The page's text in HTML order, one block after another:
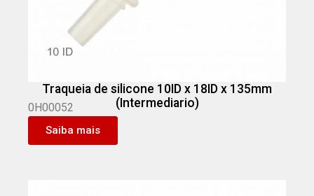
Traqueia de silicone 10ID x 18ID x 135mm
(Intermediario)
0H00052
Saiba mais